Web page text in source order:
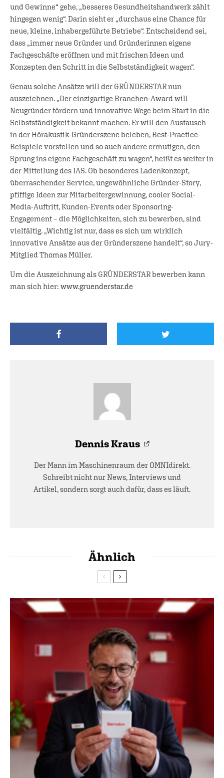
und Gewinne“ gehe, „besseres Gesundheitshandwerk zählt
hingegen wenig“. Darin sieht er „durchaus eine Chance für
neue, kleine, inhabergeführte Betriebe“. Entscheidend sei,
dass „immer neue Gründer und Gründerinnen eigene
Fachgeschäfte eröffnen und mit frischen Ideen und
Konzepten den Schritt in die Selbstständigkeit wagen“.
Genau solche Ansätze will der GRÜNDERSTAR nun
auszeichnen. „Der einzigartige Branchen-Award will
Neugründer fördern und innovative Wege beim Start in die
Selbstständigkeit bekannt machen. Er will den Austausch
in der Hörakustik-Gründerszene beleben, Best-Practice-
Beispiele vorstellen und so auch andere ermutigen, den
Sprung ins eigene Fachgeschäft zu wagen“, heißt es weiter in
der Mitteilung des IAS. Ob besonderes Ladenkonzept,
überraschender Service, ungewöhnliche Gründer-Story,
pfiffige Ideen zur Mitarbeitergewinnung, cooler Social-
Media-Auftritt, Kunden-Events oder Sponsoring-
Engagement – die Möglichkeiten, sich zu bewerben, sind
vielfältig. „Wichtig ist nur, dass es sich um wirklich
innovative Ansätze aus der Gründerszene handelt“, so Jury-
Mitglied Thomas Müller.
Um die Auszeichnung als GRÜNDERSTAR bewerben kann
man sich hier: www.gruenderstar.de
Dennis Kraus
Der Mann im Maschinenraum der OMNIdirekt.
Schreibt nicht nur News, Interviews und
Artikel, sondern sorgt auch dafür, dass es läuft.
Ähnlich